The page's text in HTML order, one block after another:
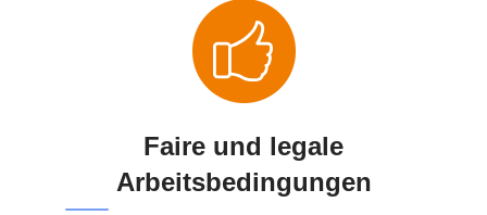
Faire und legale
Arbeitsbedingungen